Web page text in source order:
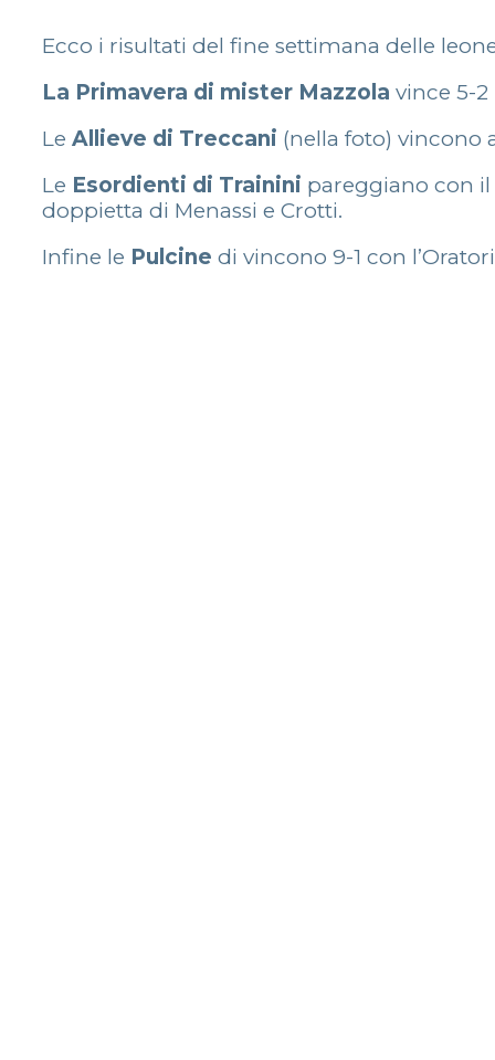
Ecco i risultati del fine settimana delle
La Primavera di mister Mazzola vince 5-
Le Allieve di Treccani (nella foto) vincono
Le Esordienti di Trainini pareggiano con il
doppietta di Menassi e Crotti.
Infine le Pulcine di vincono 9-1 con